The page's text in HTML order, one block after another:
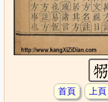
首頁 上頁